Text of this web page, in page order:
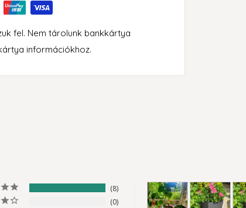
fel. Nem tárolunk bankkártya
információkhoz.
8
0